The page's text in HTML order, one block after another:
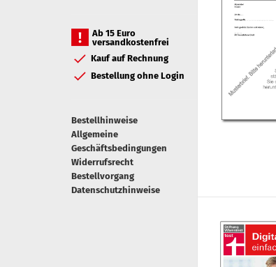
Ab 15 Euro
versandkostenfrei
Kauf auf Rechnung
Bestellung ohne Login
Bestellhinweise
Allgemeine
Geschäftsbedingungen
Widerrufsrecht
Bestellvorgang
Datenschutzhinweise